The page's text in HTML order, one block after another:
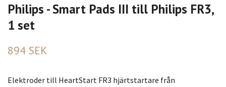
Philips - Smart Pads III till Philips FR3,
1 set
894 SEK
Elektroder till HeartStart FR3 hjärtstartare från